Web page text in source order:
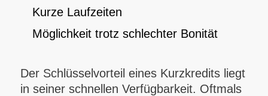
Kurze Laufzeiten
Möglichkeit trotz schlechter Bonität
Der Schlüsselvorteil eines Kurzkredits liegt
in seiner schnellen Verfügbarkeit. Oftmals